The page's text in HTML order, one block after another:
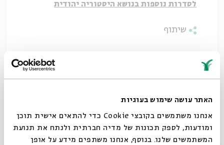
האתר עושה שימוש בעוגיות
אנחנו משתמשים בקובצי Cookie כדי להתאים אישית תוכן
ומודעות, לספק תכונות של מדיה חברתית ולנתח את תנועת
המשתמשים שלנו. בנוסף, אנחנו משתפים מידע על אופן
לסדרות נוספות בנושא היסטוריה יהודית
שיתוף